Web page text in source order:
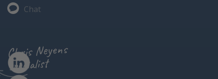
Chat
Chris Neyens
specialist